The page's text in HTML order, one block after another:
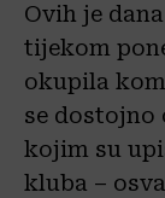
Ovih je dana
tijekom
okupila
se dostojno
kojim su
kluba –